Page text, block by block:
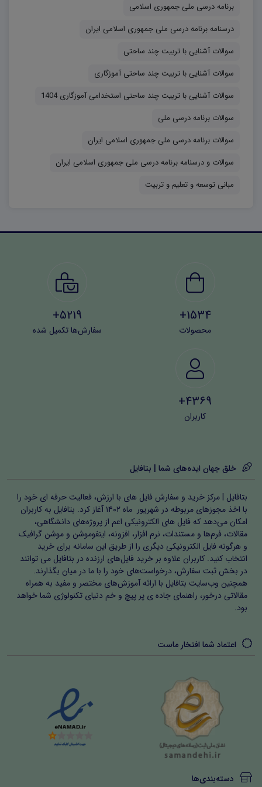
برای سقف قبولی پذیرفته شدگان در نظر گرفته شده است. از
آنجایی که از سال ۱۴۰۴ هفتاد درصد ظرفیت های قبولی
پذیرفته شدگان (۳ برابر ظرفیت) مربوط به قبولی در پله ی اول
آزمون کتبی است، مطالعه سوالات منابع آموزگاری آموزش و
پرورش، احتمال قبولی شما رو دوچندان می‌کند.
برنامه درسی ملی جمهوری اسلامی
درسنامه برنامه درسی ملی جمهوری اسلامی ایران
سوالات آشنایی با تربیت چند ساحتی
سوالات آشنایی با تربیت چند ساحتی آموزگاری
سوالات آشنایی با تربیت چند ساحتی استخدامی آموزگاری 1404
سوالات برنامه درسی ملی
سوالات برنامه درسی ملی جمهوری اسلامی ایران
سوالات و درسنامه برنامه درسی ملی جمهوری اسلامی ایران
مبانی توسعه و تعلیم و تربیت
1534+
محصولات
5219+
سفارش‌ها تکمیل شده
4369+
کاربران
خلق جهان ایده‌های شما | بتافایل
بتافایل | مرکز خرید و سفارش فایل های با ارزش، فعالیت حرفه ای خود را
با اخذ مجوزهای مربوطه در شهریور ماه ۱۴۰۲ آغاز کرد. بتافایل به کاربران
امکان می‌دهد که فایل های الکترونیکی اعم از پروژه‌های دانشگاهی،
مقالات، فرم‌ها و مستندات، نرم افزار، افزونه، اینفوموشن و موشن گرافیک
و هرگونه فایل الکترونیکی دیگری را از طریق این سامانه برای خرید
انتخاب کنید. کاربران علاوه بر خرید فایل‌های ارزنده در بتافایل می توانند
در بخش ثبت سفارش، درخواست‌های خود را با ما در میان بگذارند.
همچنین وب‌سایت بتافایل با ارائه آموزش‌های مختصر و مفید به همراه
مقالاتی درخور، راهنمای جاده ی پر پیچ و خم دنیای تکنولوژی شما خواهد
بود.
اعتماد شما افتخار ماست
دسته‌بندی‌ها